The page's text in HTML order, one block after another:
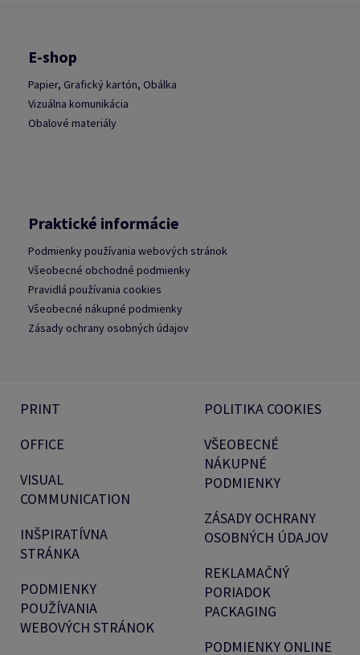
E-shop
Papier, Grafický kartón, Obálka
Vizuálna komunikácia
Obalové materiály
Praktické informácie
Podmienky používania webových stránok
Všeobecné obchodné podmienky
Pravidlá používania cookies
Všeobecné nákupné podmienky
Zásady ochrany osobných údajov
PRINT
OFFICE
VISUAL
COMMUNICATION
INŠPIRATÍVNA
STRÁNKA
PODMIENKY
POUŽÍVANIA
WEBOVÝCH STRÁNOK
POLITIKA COOKIES
VŠEOBECNÉ
NÁKUPNÉ
PODMIENKY
ZÁSADY OCHRANY
OSOBNÝCH ÚDAJOV
REKLAMAČNÝ
PORIADOK
PACKAGING
PODMIENKY ONLINE